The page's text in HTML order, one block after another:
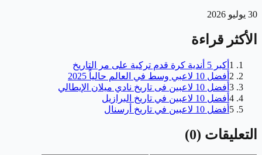
30 يوليو 2026
الأكثر قراءة
1 أكبر 5 أندية كرة قدم تركية على مر التاريخ
2 أفضل 10 لاعبي وسط في العالم حالياً 2025
3 أفضل 10 لاعبين فى تاريخ نادي ميلان الإيطالي
4 أفضل 10 لاعبين في تاريخ البرازيل
5 أفضل 10 لاعبين في تاريخ أرسنال
التعليقات (
0
)